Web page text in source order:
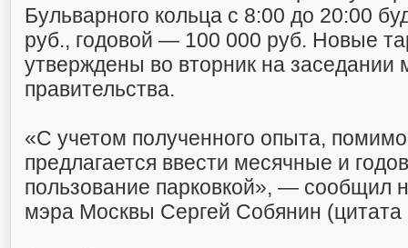
Бульварного кольца с 8:00 до 20:00
руб., годовой — 100 000 руб. Новые
утверждены во вторник на заседании
правительства.
«С учетом полученного опыта,
предлагается ввести месячные и
пользование парковкой», — сообщил
мэра Москвы Сергей Собянин